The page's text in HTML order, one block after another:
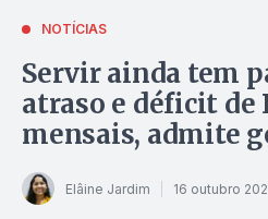
NOTÍCIAS
Servir ainda tem
atraso e déficit de
mensais, admite
Elâine Jardim 16 outubro